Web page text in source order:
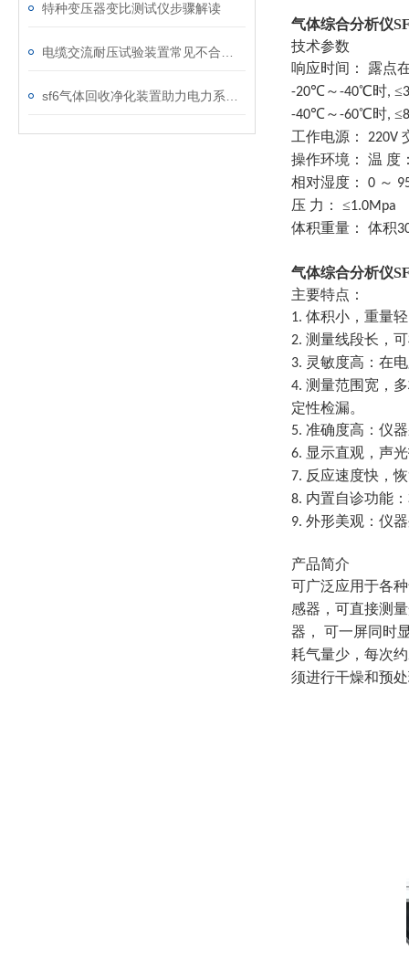
特种变压器变比测试仪步骤解读
气体综合分析仪
技术参数
响应时间： 露点
-20℃～-40℃时, ≤
-40℃～-60℃时, ≤
工作电源： 220V
操作环境： 温 度
相对湿度： 0 ～
压 力： ≤1.0Mpa
体积重量： 体积
气体综合分析仪
主要特点：
1. 体积小，重量
2. 测量线段长，
3. 灵敏度高：在
4. 测量范围宽，
定性检漏。
5. 准确度高：仪
6. 显示直观，声
7. 反应速度快，
8. 内置自诊功能
9. 外形美观：仪
产品简介
可广泛应用于各
感器，可直接测
器， 可一屏同时
耗气量少，每次约
须进行干燥和预